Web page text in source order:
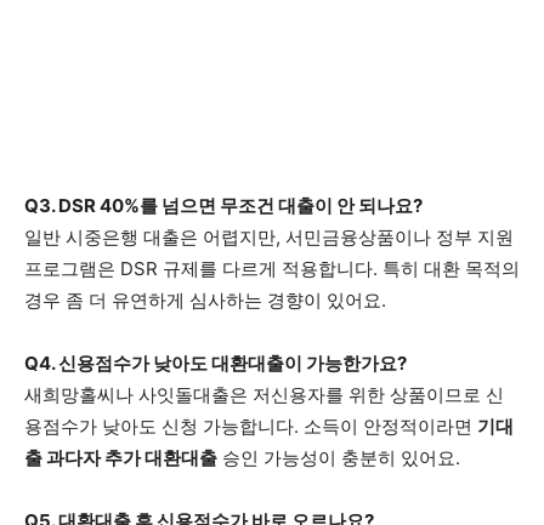
Q3. DSR 40%를 넘으면 무조건 대출이 안 되나요?
일반 시중은행 대출은 어렵지만, 서민금융상품이나 정부 지원
프로그램은 DSR 규제를 다르게 적용합니다. 특히 대환 목적의
경우 좀 더 유연하게 심사하는 경향이 있어요.
Q4. 신용점수가 낮아도 대환대출이 가능한가요?
새희망홀씨나 사잇돌대출은 저신용자를 위한 상품이므로 신
용점수가 낮아도 신청 가능합니다. 소득이 안정적이라면 기대
출 과다자 추가 대환대출 승인 가능성이 충분히 있어요.
Q5. 대환대출 후 신용점수가 바로 오르나요?